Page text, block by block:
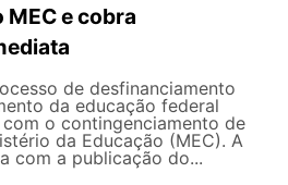
e cobra
de desfinanciamento
da educação federal
o contingenciamento de
da Educação (MEC). A
com a publicação do...